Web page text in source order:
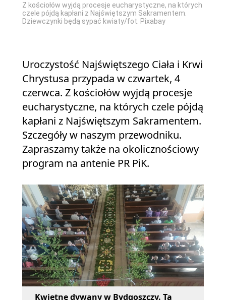
Z kościołów wyjdą procesje eucharystyczne, na których
czele pójdą kapłani z Najświętszym Sakramentem.
Dziewczynki będą sypać kwiaty/fot. Pixabay
Uroczystość Najświętszego Ciała i Krwi
Chrystusa przypada w czwartek, 4
czerwca. Z kościołów wyjdą procesje
eucharystyczne, na których czele pójdą
kapłani z Najświętszym Sakramentem.
Szczegóły w naszym przewodniku.
Zapraszamy także na okolicznościowy
program na antenie PR PiK.
Kwietne dywany w Bydgoszczy. Ta